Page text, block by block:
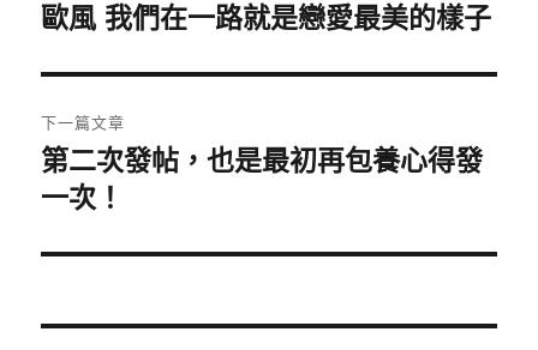
導
覽
一
文
章:
歐風 我們在一路就是戀愛最美的樣子
下一篇文章
下
一
文
第二次發帖，也是最初再包養心得發
一次！